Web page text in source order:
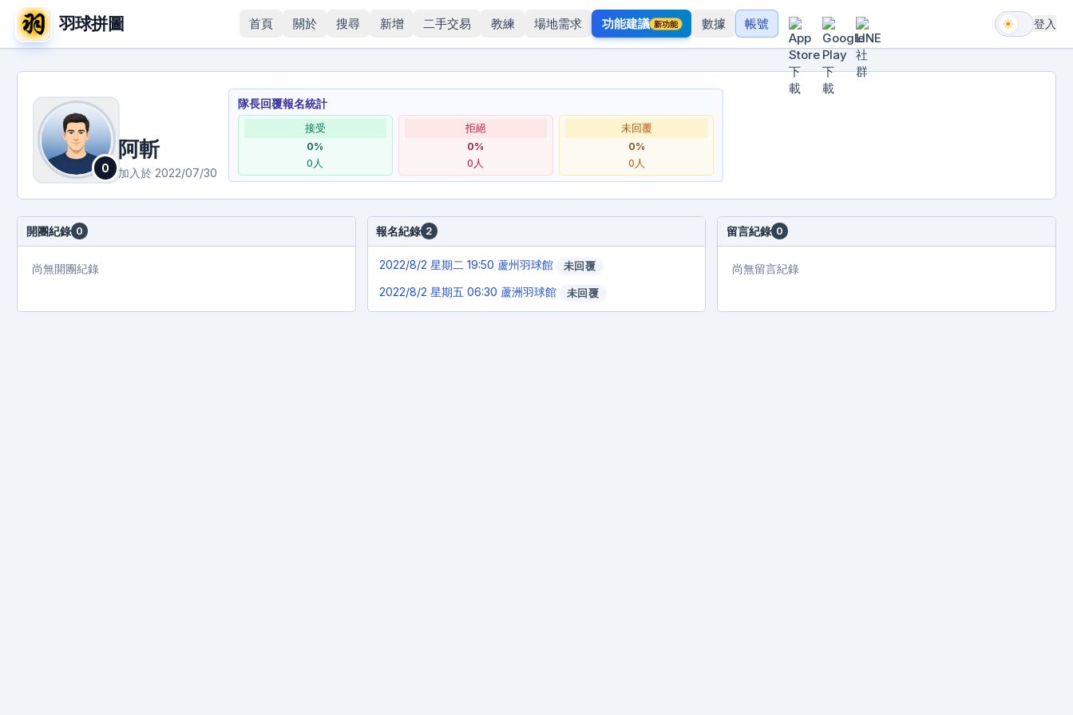
羽球拼圖 首頁 關於 搜尋 新增 二手交易 教練 場地需求 功能建議 新功能 數據 帳號 登入
0
阿斬
加入於 2022/07/30
隊長回覆報名統計
接受
0%
0 人
拒絕
0%
0 人
未回覆
0%
0 人
開團紀錄 0
尚無開團紀錄
報名紀錄 2
2022/8/2 星期二 19:50 蘆州羽球館 未回覆
2022/8/2 星期五 06:30 蘆洲羽球館 未回覆
留言紀錄 0
尚無留言紀錄